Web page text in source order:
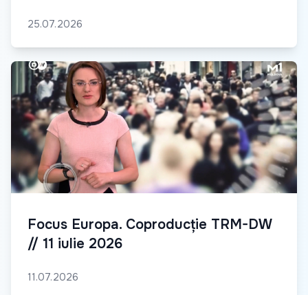
25.07.2026
Focus Europa. Coproducție TRM-DW
// 11 iulie 2026
11.07.2026